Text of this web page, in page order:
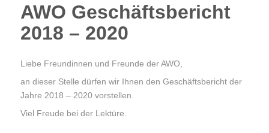
AWO Geschäftsbericht
2018 – 2020
Liebe Freundinnen und Freunde der AWO,
an dieser Stelle dürfen wir Ihnen den Geschäftsbericht der
Jahre 2018 – 2020 vorstellen.
Viel Freude bei der Lektüre.